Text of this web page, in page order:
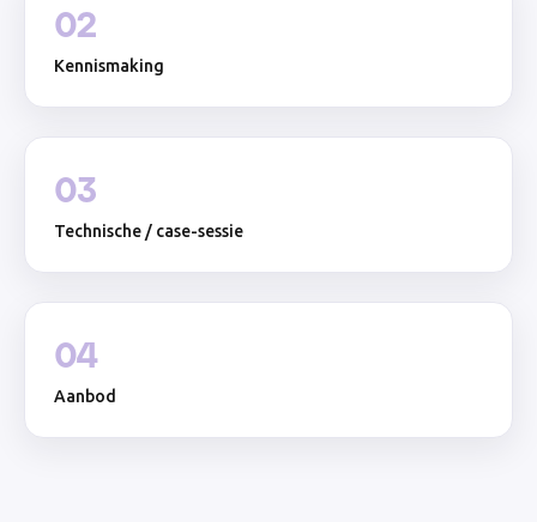
02
Kennismaking
03
Technische / case-sessie
04
Aanbod